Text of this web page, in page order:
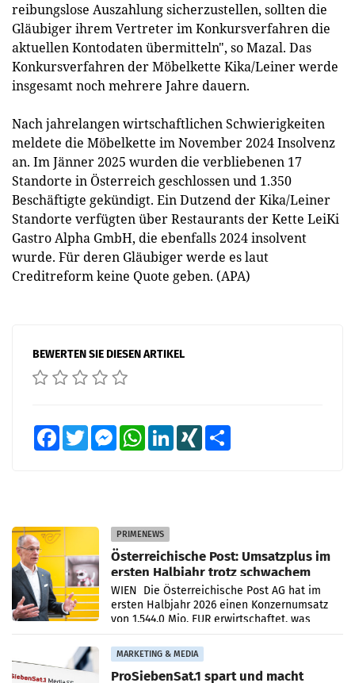
reibungslose Auszahlung sicherzustellen, sollten die
Gläubiger ihrem Vertreter im Konkursverfahren die
aktuellen Kontodaten übermitteln", so Mazal. Das
Konkursverfahren der Möbelkette Kika/Leiner werde
insgesamt noch mehrere Jahre dauern.
Nach jahrelangen wirtschaftlichen Schwierigkeiten
meldete die Möbelkette im November 2024 Insolvenz
an. Im Jänner 2025 wurden die verbliebenen 17
Standorte in Österreich geschlossen und 1.350
Beschäftigte gekündigt. Ein Dutzend der Kika/Leiner
Standorte verfügten über Restaurants der Kette LeiKi
Gastro Alpha GmbH, die ebenfalls 2024 insolvent
wurde. Für deren Gläubiger werde es laut
Creditreform keine Quote geben. (APA)
BEWERTEN SIE DIESEN ARTIKEL
FacebookTwitter MessengerWhatsAppLinkedInXING
PRIMENEWS
Österreichische Post: Umsatzplus im
ersten Halbjahr trotz schwachem
Briefgeschäft
WIEN Die Österreichische Post AG hat im
ersten Halbjahr 2026 einen Konzernumsatz
von 1.544,0 Mio. EUR erwirtschaftet, was
einem Plus von 3,8 Prozent gegenüber dem
Vergleichszeitraum
MARKETING & MEDIA
ProSiebenSat.1 spart und macht